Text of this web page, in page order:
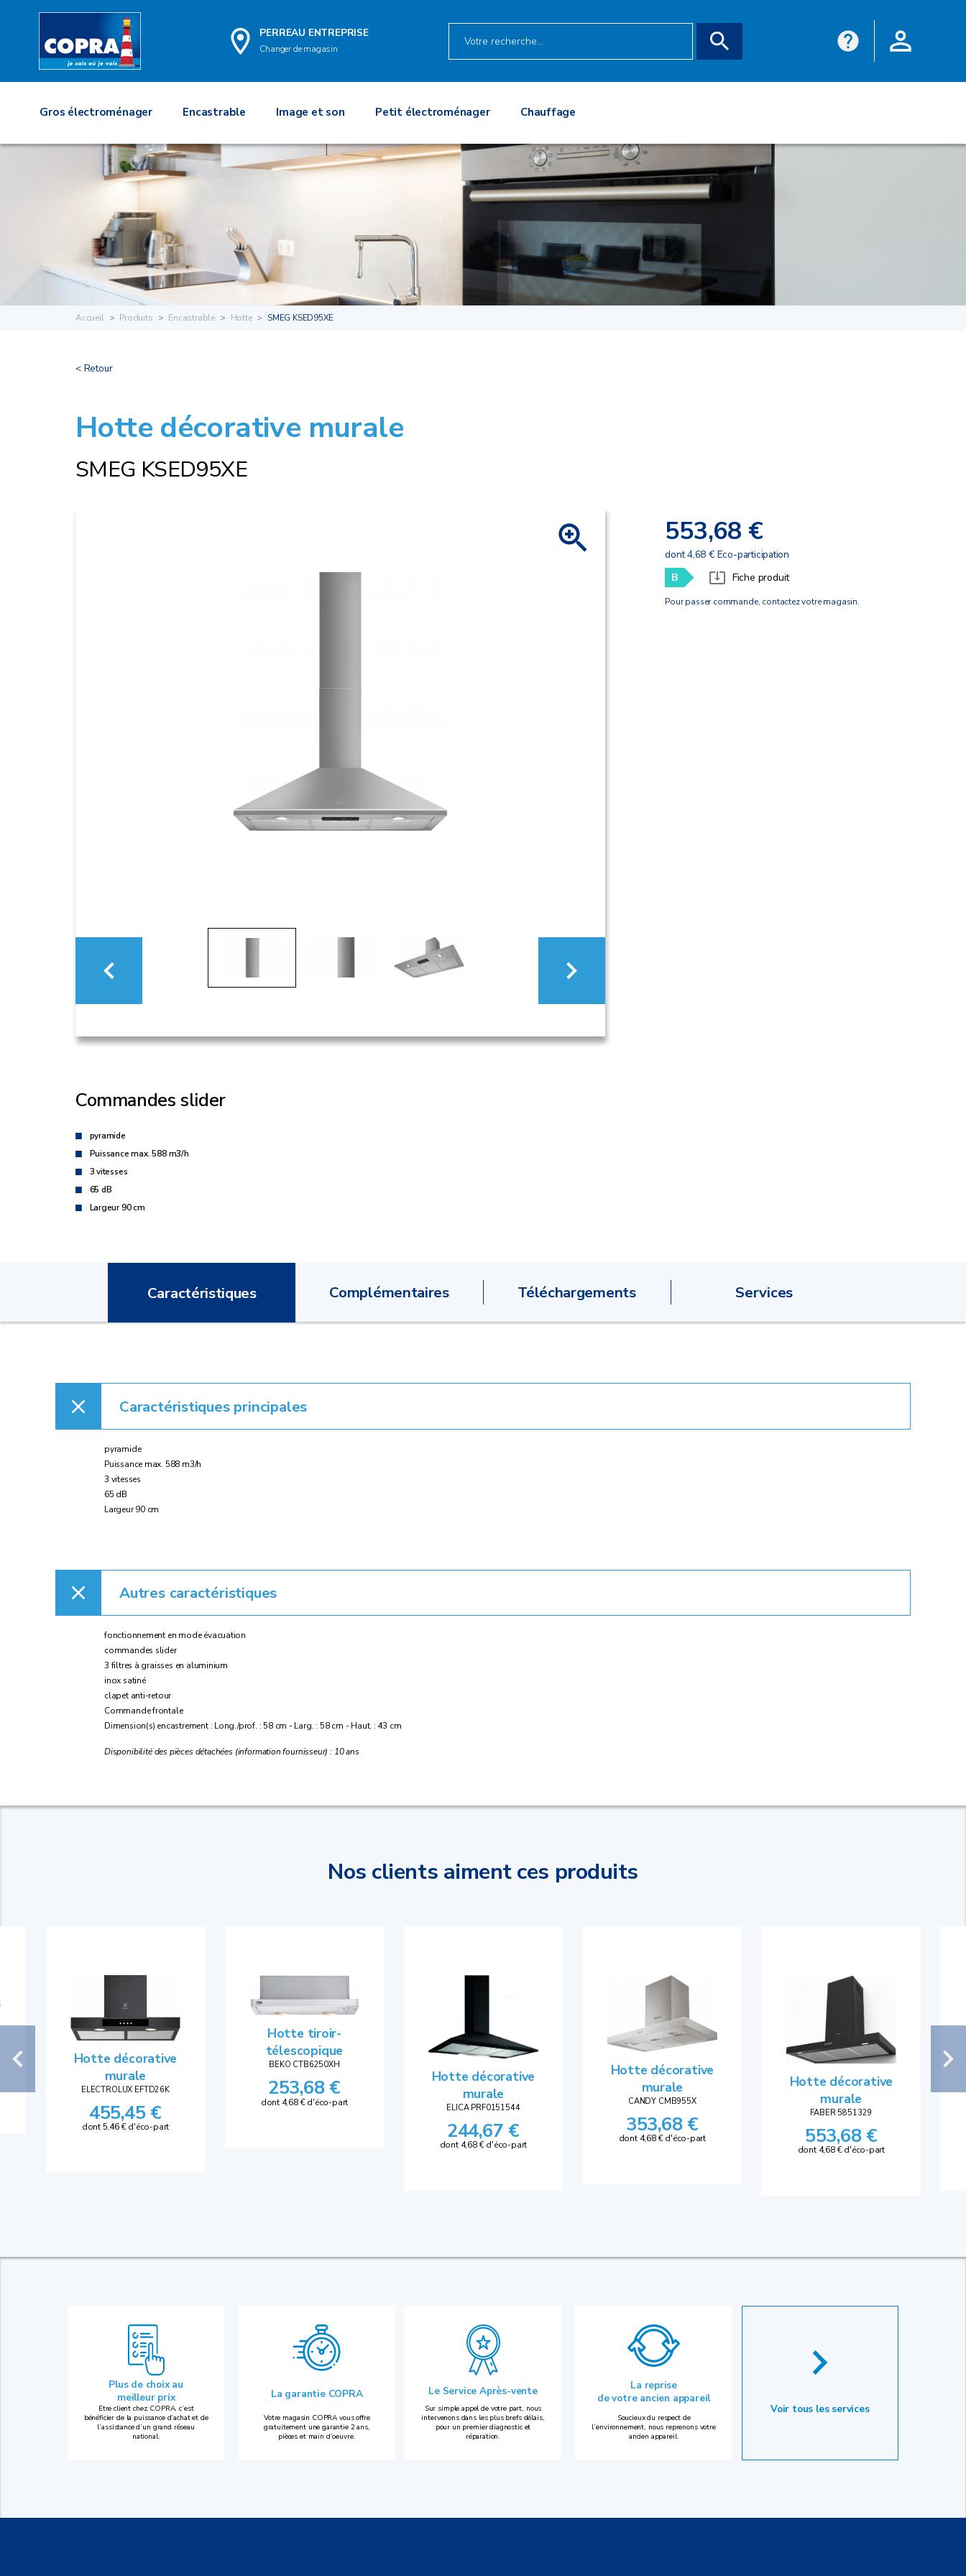
PERREAU ENTREPRISE
Changer de magasin
Gros électroménager Encastrable Image et son Petit électroménager Chauffage
Accueil Produits Encastrable Hotte SMEG KSED95XE
< Retour
Hotte décorative murale
SMEG KSED95XE
553,68 €
dont 4,68 € Eco-participation
B
Fiche produit
Pour passer commande, contactez votre magasin.
Commandes slider
pyramide
Puissance max. 588 m3/h
3 vitesses
65 dB
Largeur 90 cm
Caractéristiques Complémentaires Téléchargements Services
Caractéristiques principales
pyramide
Puissance max. 588 m3/h
3 vitesses
65 dB
Largeur 90 cm
Autres caractéristiques
fonctionnement en mode évacuation
commandes slider
3 filtres à graisses en aluminium
inox satiné
clapet anti-retour
Commande frontale
Dimension(s) encastrement : Long./prof. : 58 cm - Larg. : 58 cm - Haut. : 43 cm
Disponibilité des pièces détachées (information fournisseur) : 10 ans
Nos clients aiment ces produits
Hotte décorative
murale
ELECTROLUX EFTD26K
455,45 €
dont 5,46 € d'éco-part
Hotte tiroir-
télescopique
BEKO CTB6250XH
253,68 €
dont 4,68 € d'éco-part
Hotte décorative
murale
ELICA PRF0151544
244,67 €
dont 4,68 € d'éco-part
Hotte décorative
murale
CANDY CMB955X
353,68 €
dont 4,68 € d'éco-part
Hotte décorative
murale
FABER 5851329
553,68 €
dont 4,68 € d'éco-part
Plus de choix au
meilleur prix
Etre client chez COPRA, c’est
bénéficier de la puissance d’achat et de
l’assistance d’un grand réseau
national.
La garantie COPRA
Votre magasin COPRA vous offre
gratuitement une garantie 2 ans,
pièces et main d’oeuvre.
Le Service Après-vente
Sur simple appel de votre part, nous
intervenons dans les plus brefs délais,
pour un premier diagnostic et
réparation.
La reprise
de votre ancien appareil
Soucieux du respect de
l’environnement, nous reprenons votre
ancien appareil.
Voir tous les services